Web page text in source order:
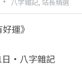
書
八字雜記, 站長精選
運》
日·八字雜記